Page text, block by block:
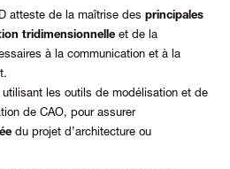
atteste de la maîtrise des principales
tridimensionnelle et de la
à la communication et à la
utilisant les outils de modélisation et de
de CAO, pour assurer
du projet d’architecture ou